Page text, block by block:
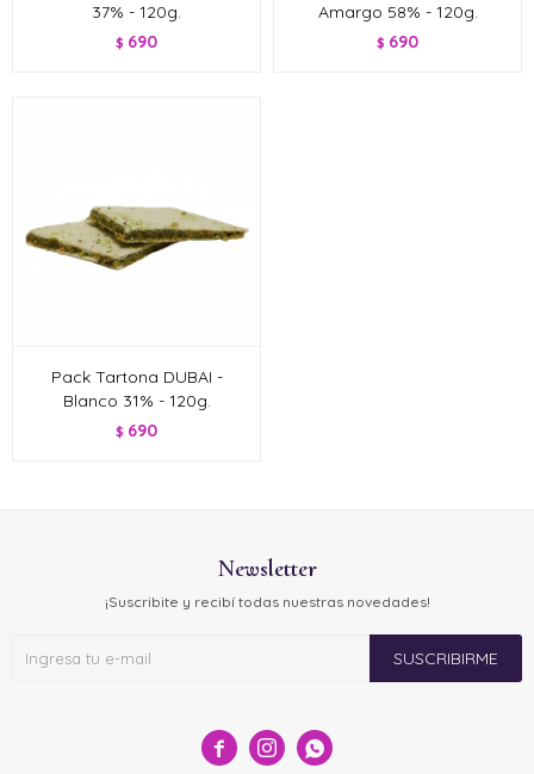
37% - 120g.
$ 690
Amargo 58% - 120g.
$ 690
Pack Tartona DUBAI -
Blanco 31% - 120g.
$ 690
  
Newsletter
¡Suscribite y recibí todas nuestras novedades!
SUSCRIBIRME